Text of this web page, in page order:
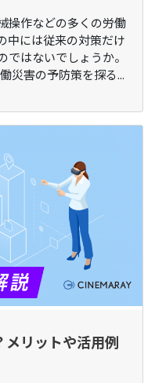
操作などの多くの労働
中には従来の対策だけ
はないでしょうか。
災害の予防策を探る...
メリットや活用例